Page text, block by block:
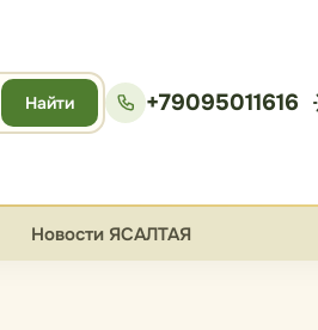
Найти +79095011616
Новости ЯСАЛТАЯ